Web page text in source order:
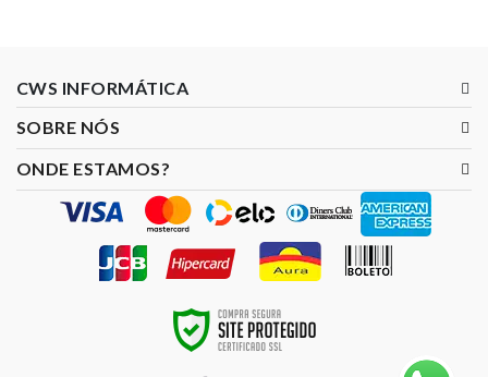
CWS INFORMÁTICA
SOBRE NÓS
ONDE ESTAMOS?